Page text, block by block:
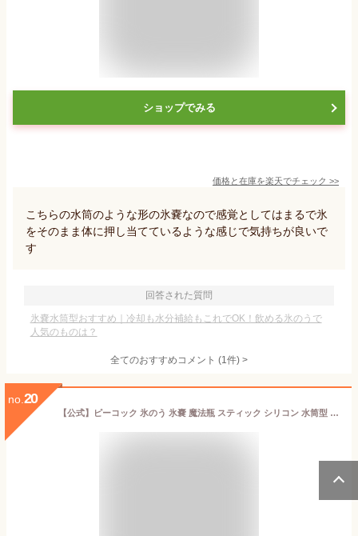
ショップでみる
価格と在庫を楽天でチェック >>
こちらの水筒のような形の氷嚢なので感覚としてはまるで氷
をそのまま体に押し当てているような感じで気持ちが良いで
す
回答された質問
氷嚢水筒型おすすめ｜冷却も水分補給もこれでOK！飲める氷のうで
人気のものは？
全てのおすすめコメント (1件) >
no. 20
【公式】ピーコック 氷のう 氷嚢 魔法瓶 スティック シリコン 水筒型 ひょうのう ボトル 氷のうボトル スティック アイスパック 持ち運び 長持ち 暑さ対策グッズ 冷感 女性 男性 ひんやり 首 熱中対策 グッズ 長時間 通勤 ゴルフ スポーツ 冷却 父の日 ABB-16 ABB-M15